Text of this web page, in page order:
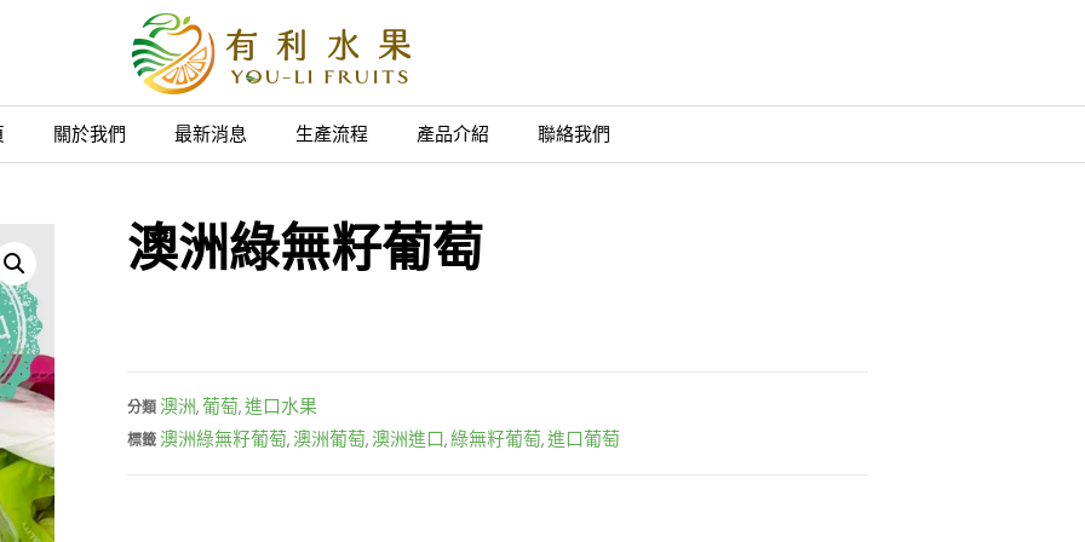
關於我們 最新消息 生產流程 產品介紹 聯絡我們
澳洲綠無籽葡萄
分類澳洲,葡萄,進口水果
標籤澳洲綠無籽葡萄,澳洲葡萄,澳洲進口,綠無籽葡萄,進口葡萄